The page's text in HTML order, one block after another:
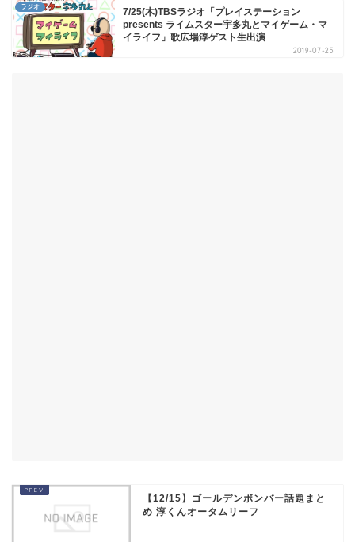
ラジオ
7/25(木)TBSラジオ「プレイステーション
presents ライムスター宇多丸とマイゲーム・マ
イライフ」歌広場淳ゲスト生出演
2019-07-25
【12/15】ゴールデンボンバー話題まと
め 淳くんオータムリーフ